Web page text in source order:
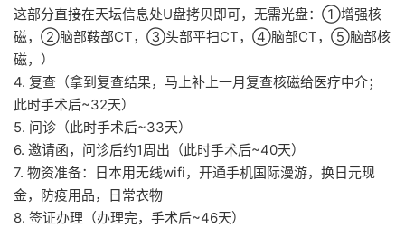
这部分直接在天坛信息处U盘拷贝即可，无需光盘：①增强核
磁，②脑部鞍部CT，③头部平扫CT，④脑部CT，⑤脑部核
磁，）
4. 复查（拿到复查结果，马上补上一月复查核磁给医疗中介；
此时手术后~32天）
5. 问诊（此时手术后~33天）
6. 邀请函，问诊后约1周出（此时手术后~40天）
7. 物资准备：日本用无线wifi，开通手机国际漫游，换日元现
金，防疫用品，日常衣物
8. 签证办理（办理完，手术后~46天）